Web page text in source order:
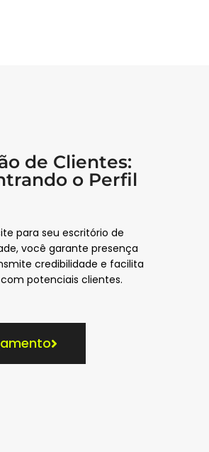
de Clientes:
o Perfil
para seu escritório de
você garante presença
credibilidade e facilita
potenciais clientes.